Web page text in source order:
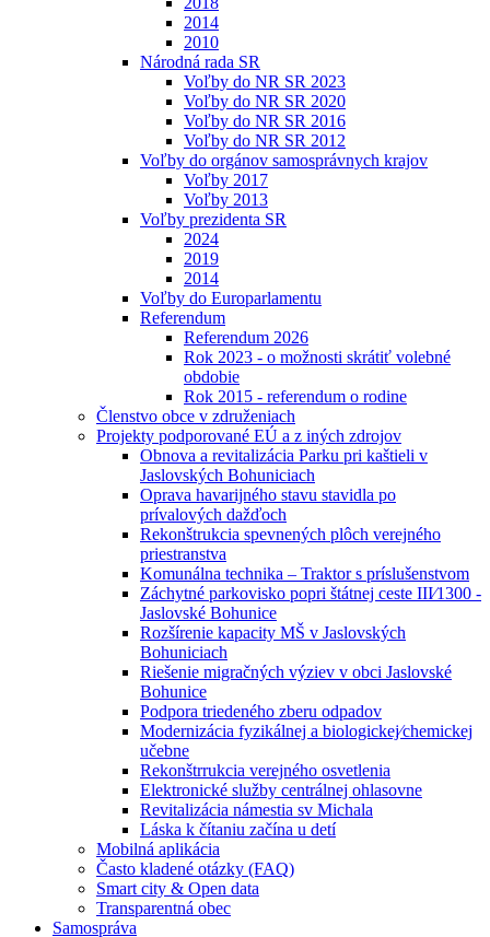
2014
2010
Národná rada SR
Voľby do NR SR 2023
Voľby do NR SR 2020
Voľby do NR SR 2016
Voľby do NR SR 2012
Voľby do orgánov samosprávnych krajov
Voľby 2017
Voľby 2013
Voľby prezidenta SR
2024
2019
2014
Voľby do Europarlamentu
Referendum
Referendum 2026
Rok 2023 - o možnosti skrátiť volebné
obdobie
Rok 2015 - referendum o rodine
Členstvo obce v združeniach
Projekty podporované EÚ a z iných zdrojov
Obnova a revitalizácia Parku pri kaštieli v
Jaslovských Bohuniciach
Oprava havarijného stavu stavidla po
prívalových dažďoch
Rekonštrukcia spevnených plôch verejného
priestranstva
Komunálna technika – Traktor s príslušenstvom
Záchytné parkovisko popri štátnej ceste III⁄1300 -
Jaslovské Bohunice
Rozšírenie kapacity MŠ v Jaslovských
Bohuniciach
Riešenie migračných výziev v obci Jaslovské
Bohunice
Podpora triedeného zberu odpadov
Modernizácia fyzikálnej a biologickej⁄chemickej
učebne
Rekonštrrukcia verejného osvetlenia
Elektronické služby centrálnej ohlasovne
Revitalizácia námestia sv Michala
Láska k čítaniu začína u detí
Mobilná aplikácia
Často kladené otázky (FAQ)
Smart city & Open data
Transparentná obec
Samospráva